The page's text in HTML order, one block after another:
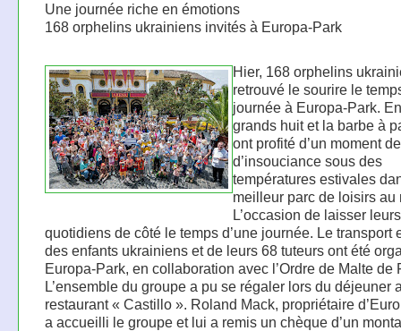
Une journée riche en émotions
168 orphelins ukrainiens invités à Europa-Park
Hier, 168 orphelins
retrouvé le sourire le
journée à Europa-Park.
grands huit et la barbe à
ont profité d’un moment
d’insouciance sous des
températures estivales
meilleur parc de loisirs au
L’occasion de laisser
quotidiens de côté le temps d’une journée. Le transport
des enfants ukrainiens et de leurs 68 tuteurs ont été
Europa-Park, en collaboration avec l’Ordre de Malte de
L’ensemble du groupe a pu se régaler lors du déjeuner
restaurant « Castillo ». Roland Mack, propriétaire
a accueilli le groupe et lui a remis un chèque d’un